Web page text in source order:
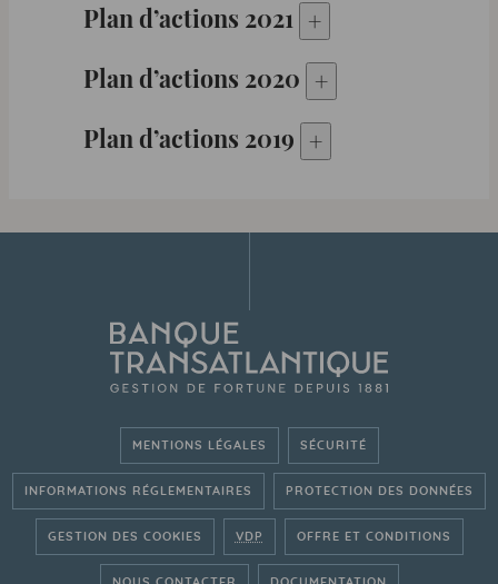
Plan d’actions 2021 +
Plan d’actions 2020 +
Plan d’actions 2019 +
MENTIONS LÉGALES SÉCURITÉ
INFORMATIONS RÉGLEMENTAIRES PROTECTION DES DONNÉES
GESTION DES COOKIES VDP OFFRE ET CONDITIONS